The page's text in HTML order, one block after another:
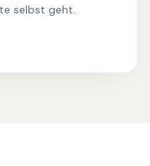
selbst geht.